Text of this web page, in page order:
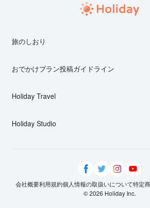
旅のしおり
おでかけプラン投稿ガイドライン
Holiday Travel
Holiday Studio
会社概要利用規約個人情報の取扱いについて特定
© 2026 Holiday Inc.